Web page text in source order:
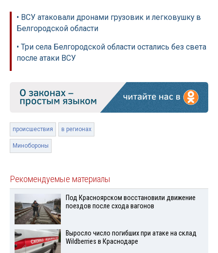
• ВСУ атаковали дронами грузовик и легковушку в
Белгородской области
• Три села Белгородской области остались без света
после атаки ВСУ
происшествия в регионах
Минобороны
Рекомендуемые материалы
Под Красноярском восстановили движение
поездов после схода вагонов
Выросло число погибших при атаке на склад
Wildberries в Краснодаре